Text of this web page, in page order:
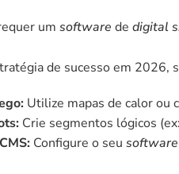
um software de digital
de sucesso em 2026,
Utilize mapas de calor ou
Crie segmentos lógicos (ex:
Configure o seu software